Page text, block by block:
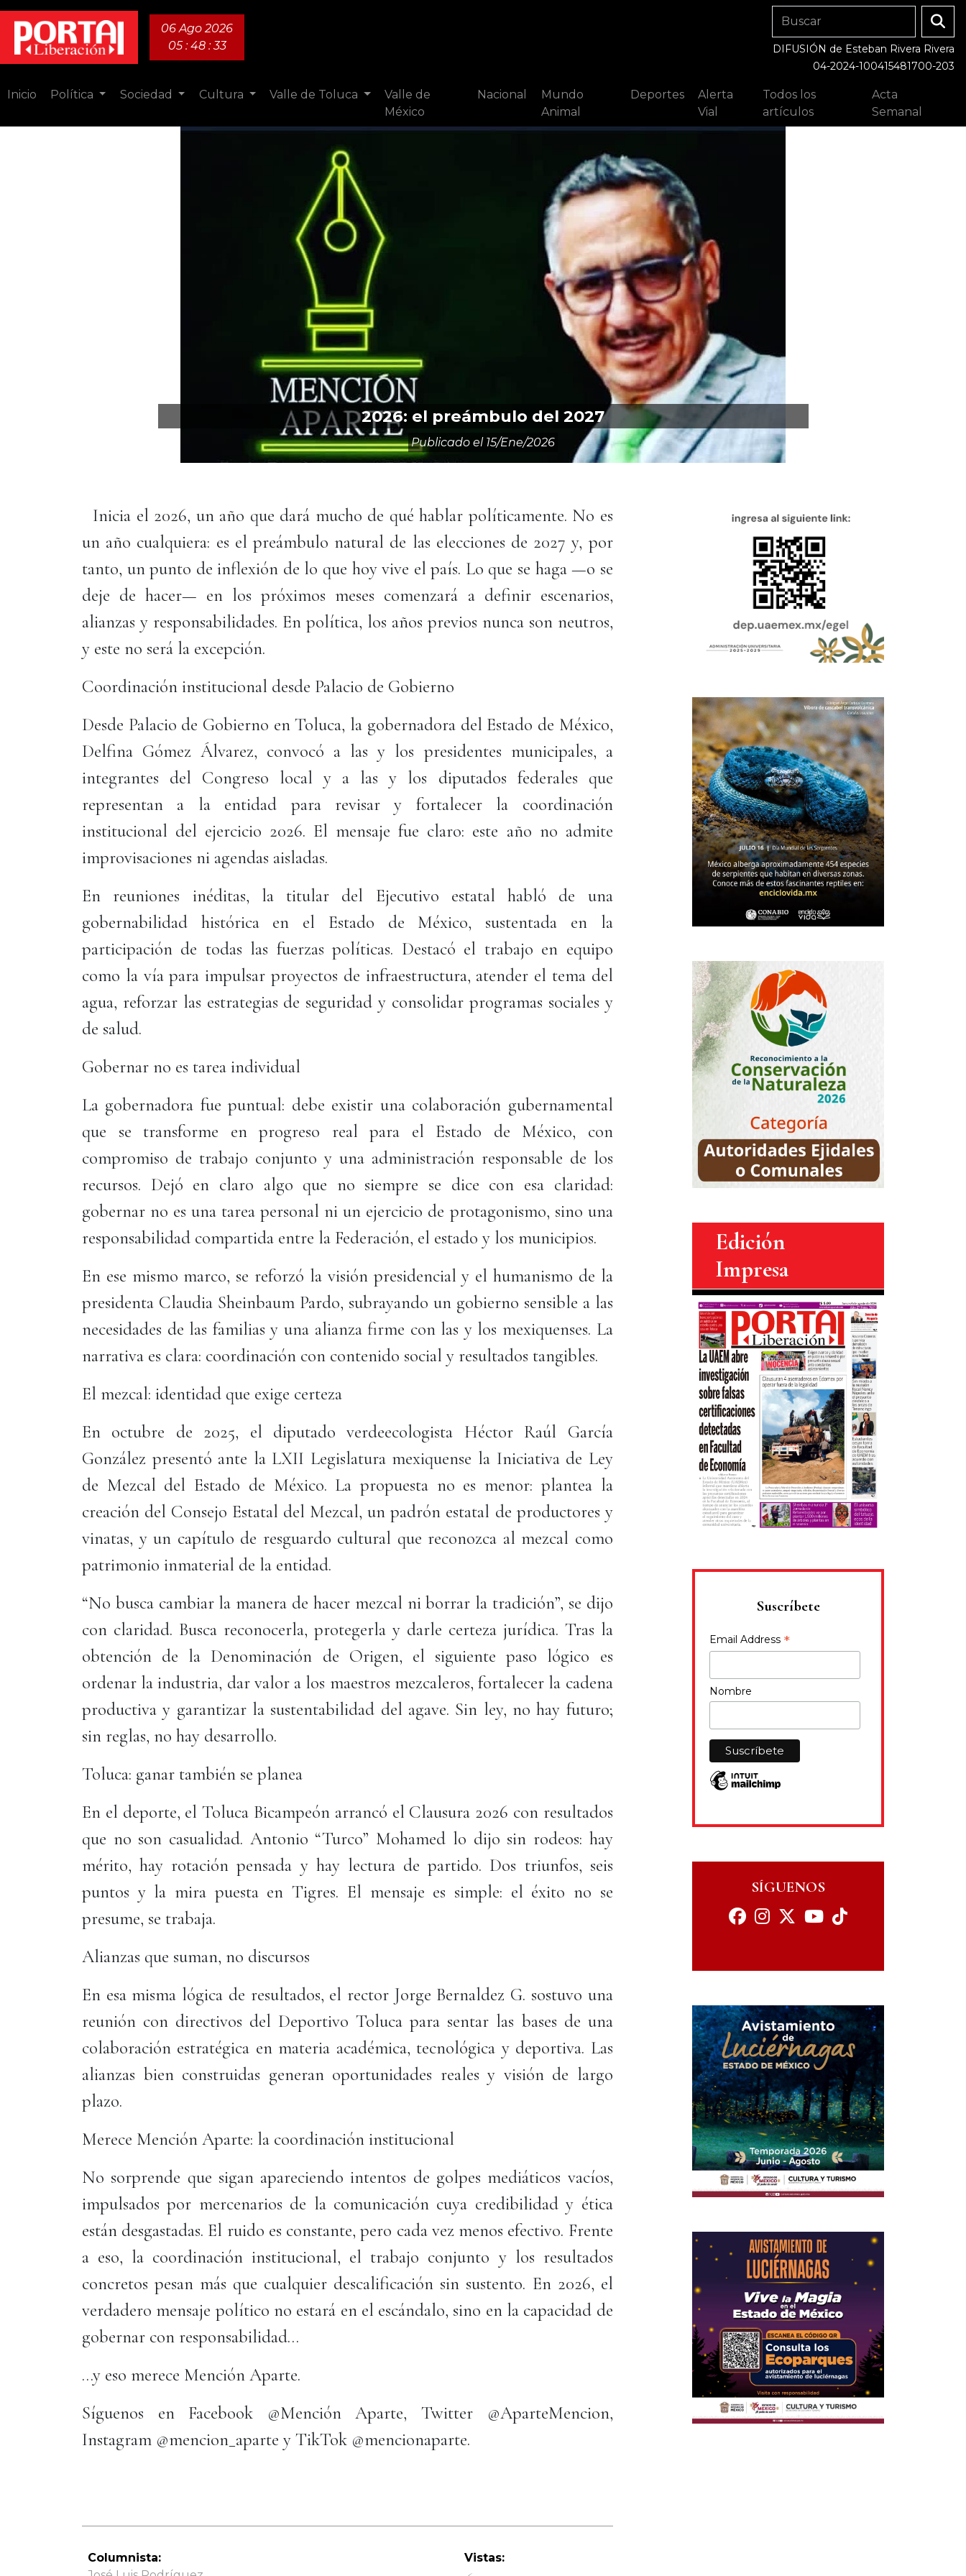
06 Ago 2026
05 : 48 : 34
DIFUSIÓN de Esteban Rivera Rivera
04-2024-100415481700-203
Inicio Política Sociedad Cultura Valle de Toluca
Valle de
México
Nacional
Mundo
Animal
Deportes
Alerta
Vial
Todos los
artículos
Acta
Semanal
2026: el preámbulo del 2027
Publicado el 15/ene/2026
Inicia el 2026, un año que dará mucho de qué hablar políticamente. No es
un año cualquiera: es el preámbulo natural de las elecciones de 2027 y, por
tanto, un punto de inflexión de lo que hoy vive el país. Lo que se haga —o se
deje de hacer— en los próximos meses comenzará a definir escenarios,
alianzas y responsabilidades. En política, los años previos nunca son neutros,
y este no será la excepción.
Coordinación institucional desde Palacio de Gobierno
Desde Palacio de Gobierno en Toluca, la gobernadora del Estado de México,
Delfina Gómez Álvarez, convocó a las y los presidentes municipales, a
integrantes del Congreso local y a las y los diputados federales que
representan a la entidad para revisar y fortalecer la coordinación
institucional del ejercicio 2026. El mensaje fue claro: este año no admite
improvisaciones ni agendas aisladas.
En reuniones inéditas, la titular del Ejecutivo estatal habló de una
gobernabilidad histórica en el Estado de México, sustentada en la
participación de todas las fuerzas políticas. Destacó el trabajo en equipo
como la vía para impulsar proyectos de infraestructura, atender el tema del
agua, reforzar las estrategias de seguridad y consolidar programas sociales y
de salud.
Gobernar no es tarea individual
La gobernadora fue puntual: debe existir una colaboración gubernamental
que se transforme en progreso real para el Estado de México, con
compromiso de trabajo conjunto y una administración responsable de los
recursos. Dejó en claro algo que no siempre se dice con esa claridad:
gobernar no es una tarea personal ni un ejercicio de protagonismo, sino una
responsabilidad compartida entre la Federación, el estado y los municipios.
En ese mismo marco, se reforzó la visión presidencial y el humanismo de la
presidenta Claudia Sheinbaum Pardo, subrayando un gobierno sensible a las
necesidades de las familias y una alianza firme con las y los mexiquenses. La
narrativa es clara: coordinación con contenido social y resultados tangibles.
El mezcal: identidad que exige certeza
En octubre de 2025, el diputado verdeecologista Héctor Raúl García
González presentó ante la LXII Legislatura mexiquense la Iniciativa de Ley
de Mezcal del Estado de México. La propuesta no es menor: plantea la
creación del Consejo Estatal del Mezcal, un padrón estatal de productores y
vinatas, y un capítulo de resguardo cultural que reconozca al mezcal como
patrimonio inmaterial de la entidad.
“No busca cambiar la manera de hacer mezcal ni borrar la tradición”, se dijo
con claridad. Busca reconocerla, protegerla y darle certeza jurídica. Tras la
obtención de la Denominación de Origen, el siguiente paso lógico es
ordenar la industria, dar valor a los maestros mezcaleros, fortalecer la cadena
productiva y garantizar la sustentabilidad del agave. Sin ley, no hay futuro;
sin reglas, no hay desarrollo.
Toluca: ganar también se planea
En el deporte, el Toluca Bicampeón arrancó el Clausura 2026 con resultados
que no son casualidad. Antonio “Turco” Mohamed lo dijo sin rodeos: hay
mérito, hay rotación pensada y hay lectura de partido. Dos triunfos, seis
puntos y la mira puesta en Tigres. El mensaje es simple: el éxito no se
presume, se trabaja.
Alianzas que suman, no discursos
En esa misma lógica de resultados, el rector Jorge Bernaldez G. sostuvo una
reunión con directivos del Deportivo Toluca para sentar las bases de una
colaboración estratégica en materia académica, tecnológica y deportiva. Las
alianzas bien construidas generan oportunidades reales y visión de largo
plazo.
Merece Mención Aparte: la coordinación institucional
No sorprende que sigan apareciendo intentos de golpes mediáticos vacíos,
impulsados por mercenarios de la comunicación cuya credibilidad y ética
están desgastadas. El ruido es constante, pero cada vez menos efectivo. Frente
a eso, la coordinación institucional, el trabajo conjunto y los resultados
concretos pesan más que cualquier descalificación sin sustento. En 2026, el
verdadero mensaje político no estará en el escándalo, sino en la capacidad de
gobernar con responsabilidad…
…y eso merece Mención Aparte.
Síguenos en Facebook @Mención Aparte, Twitter @AparteMencion,
Instagram @mencion_aparte y TikTok @mencionaparte.
Columnista:
Vistas:
Edición
Impresa
Suscríbete
Email Address *
Nombre
SÍGUENOS